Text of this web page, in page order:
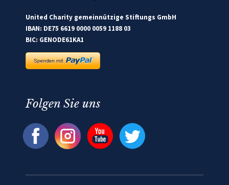
United Charity gemeinnützige Stiftungs GmbH
IBAN: DE75 6619 0000 0059 1188 03
BIC: GENODE61KA1
Folgen Sie uns